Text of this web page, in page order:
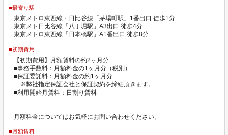
■最寄り駅
東京メトロ東西線・日比谷線「茅場町駅」1番出口 徒歩1分
東京メト日比谷線「八丁堀駅」A3出口 徒歩4分
東京メトロ東西線「日本橋駅」A1番出口 徒歩8分
■初期費用
【初期費用】月額賃料の約2ヶ月分
■事務手数料：月額料金の1ヶ月分（税別）
■保証委託料：月額料金の約1ヶ月分
※弊社指定保証会社と保証契約を締結頂きます。
■利用開始月賃料：日割り賃料
月額料金についてはお気軽にお問い合わせください。
■月額賃料